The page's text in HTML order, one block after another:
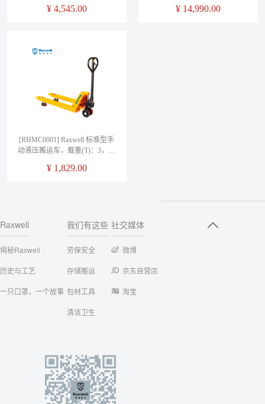
(T)：2，货叉宽度(mm):555 售
¥ 4,545.00
540*1150mm 售卖规格 1台
¥ 14,990.00
[RHMC0001] Raxwell 标准型手
动液压搬运车，载重(T)：3，尼
叉长度(mm)：1150，
¥ 1,829.00
Raxwell
揭秘Raxwell
历史与工艺
一只口罩，一个故事
我们有这些
劳保安全
存储搬运
包材工具
清洁卫生
社交媒体
微博
京东自营店
淘宝